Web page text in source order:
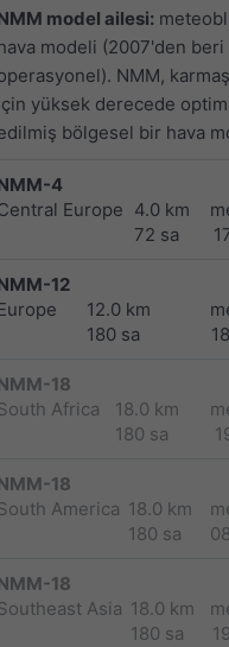
model ailesi:
modeli (2007'den beri
NMM,
yüksek derecede
bölgesel bir hava
4
Europe 4.0 km
72 sa
12
12.0 km
180 sa
18
Africa
18.0 km
180 sa
18
America 18.0 km
180 sa
18
Asia 18.0 km
180 sa